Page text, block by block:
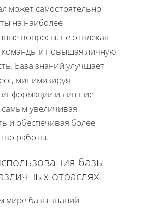
может самостоятельно
на наиболее
вопросы, не отвлекая
команды и повышая личную
База знаний улучшает
минимизируя
информации и лишние
увеличивая
и обеспечивая более
работы.
базы
отраслях
мире базы знаний